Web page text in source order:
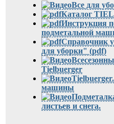
Все для
Каталог
Инструкция
подметальной
Справочник
для уборки" (pdf)
Tielbuerger
машины
листьев и снега.